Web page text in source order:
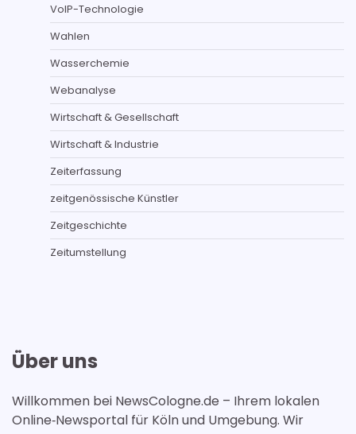
VoIP-Technologie
Wahlen
Wasserchemie
Webanalyse
Wirtschaft & Gesellschaft
Wirtschaft & Industrie
Zeiterfassung
zeitgenössische Künstler
Zeitgeschichte
Zeitumstellung
Über uns
Willkommen bei NewsCologne.de – Ihrem lokalen
Online‑Newsportal für Köln und Umgebung. Wir